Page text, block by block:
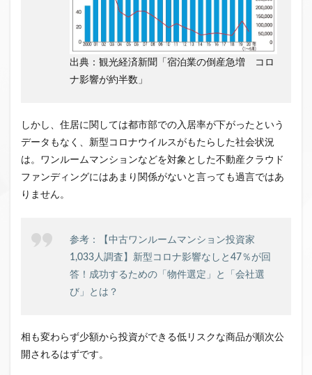
出典：観光経済新聞「宿泊業の倒産急増 コロ
ナ影響が約半数」
しかし、住居に関しては都市部での入居率が下がったという
データもなく、新型コロナウイルスがもたらした社会状況
は。ワンルームマンションなどを対象とした不動産クラウド
ファンディングにはあまり関係がないと言っても過言ではあ
りません。
参考：【中古ワンルームマンション投資家
1,033人調査】新型コロナ影響なしと47％が回
答！成功するための「物件選定」と「会社選
び」とは？
相も変わらず少額から投資ができる低リスクな商品が順次公
開されるはずです。